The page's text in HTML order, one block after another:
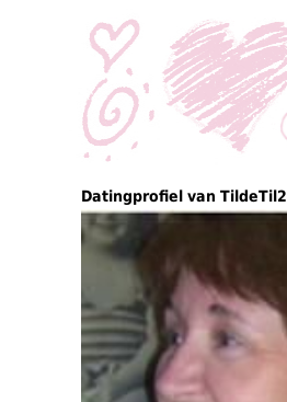
Datingprofiel van TildeTil2